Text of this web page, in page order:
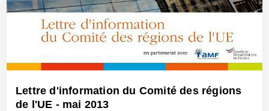
Lettre d'information du Comité des régions
de l'UE - mai 2013